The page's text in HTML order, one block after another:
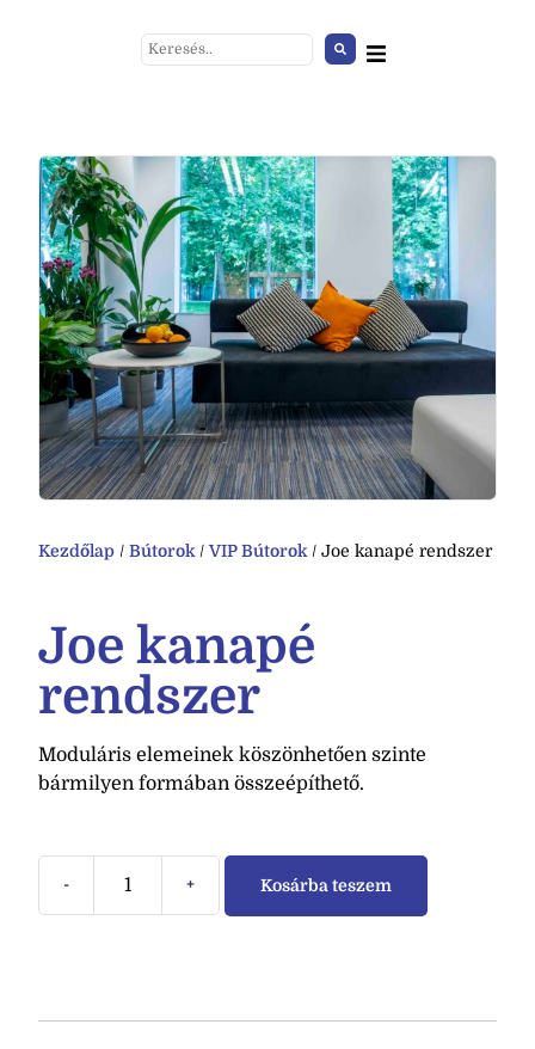
Kezdőlap / Bútorok /VIP Bútorok / Joe kanapé rendszer
Joe kanapé
rendszer
Moduláris elemeinek köszönhetően szinte
bármilyen formában összeépíthető.
- + Kosárba teszem
Lámpás fa
+ HOZZÁAD